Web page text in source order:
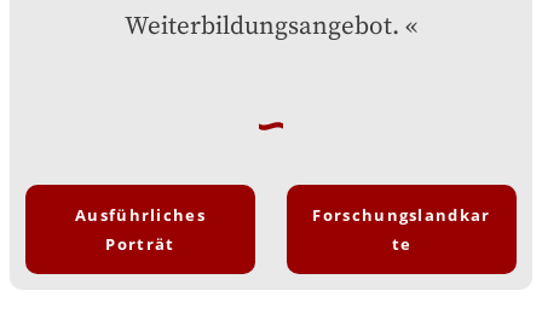
Weiterbildungsangebot.
Ausführliches
Porträt
Forschungslandkar
te